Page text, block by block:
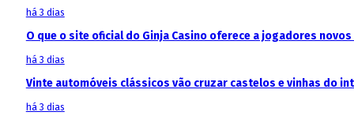
há 3 dias
O que o site oficial do Ginja Casino oferece a jogadores
há 3 dias
Vinte automóveis clássicos vão cruzar castelos e vinhas do
há 3 dias